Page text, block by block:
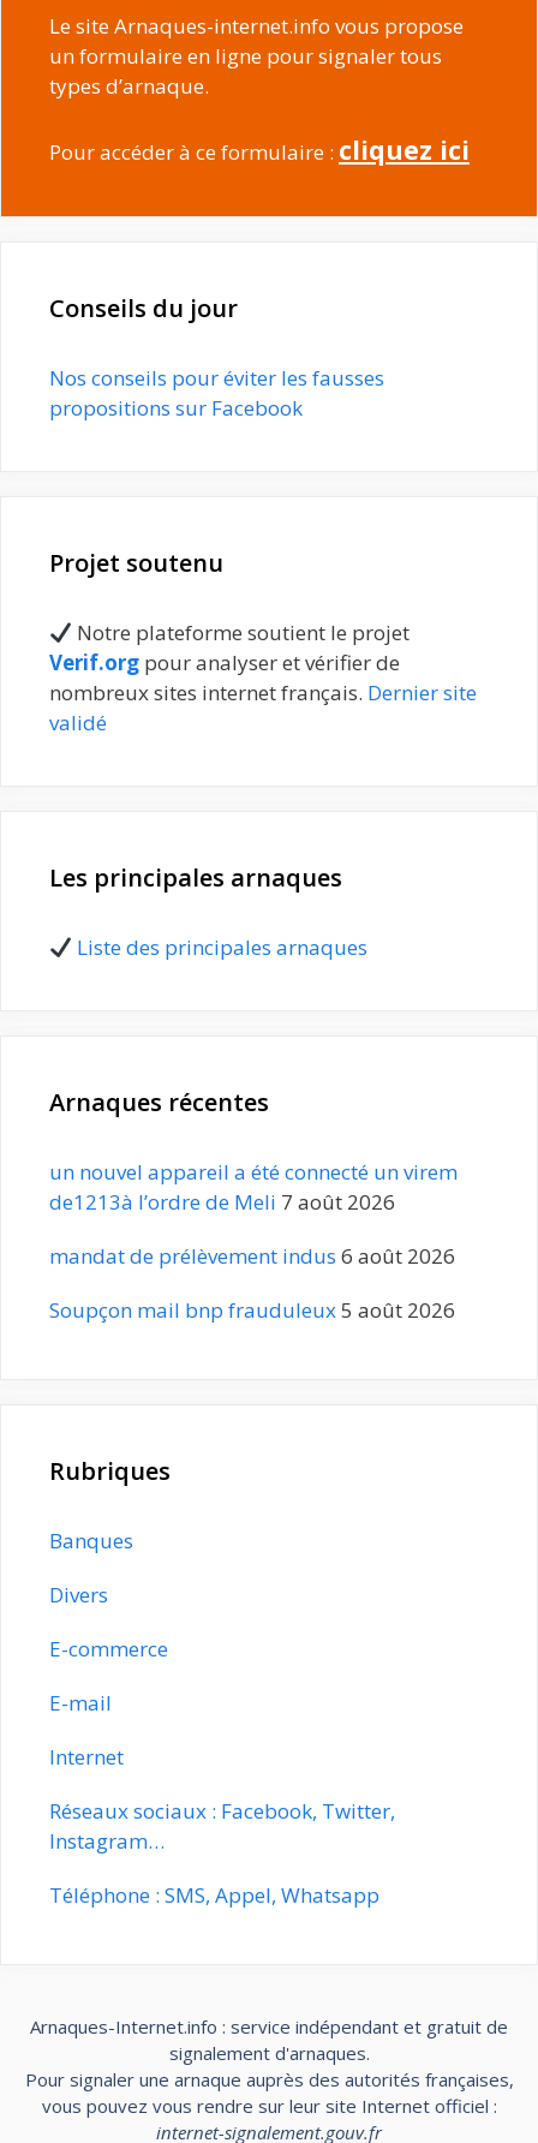
Le site Arnaques-internet.info vous propose
un formulaire en ligne pour signaler tous
types d’arnaque.
Pour accéder à ce formulaire : cliquez ici
Conseils du jour
Nos conseils pour éviter les fausses
propositions sur Facebook
Projet soutenu
Notre plateforme soutient le projet
Verif.org pour analyser et vérifier de
nombreux sites internet français. Dernier site
validé
Les principales arnaques
Liste des principales arnaques
Arnaques récentes
un nouvel appareil a été connecté un virem
de1213à l’ordre de Meli 7 août 2026
mandat de prélèvement indus 6 août 2026
Soupçon mail bnp frauduleux5 août 2026
Rubriques
Banques
Divers
E-commerce
E-mail
Internet
Réseaux sociaux : Facebook, Twitter,
Instagram…
Téléphone : SMS, Appel, Whatsapp
Arnaques-Internet.info : service indépendant et gratuit de
signalement d'arnaques.
Pour signaler une arnaque auprès des autorités françaises,
vous pouvez vous rendre sur leur site Internet officiel :
internet-signalement.gouv.fr